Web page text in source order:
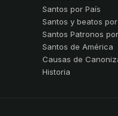
Santos por País
Santos y beatos
Santos Patronos
Santos de América
Causas de
Historia